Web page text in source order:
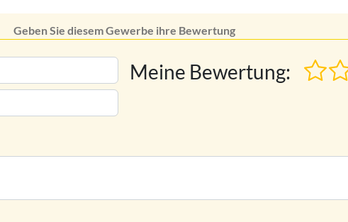
Geben Sie diesem Gewerbe ihre Bewertung
Meine Bewertung: